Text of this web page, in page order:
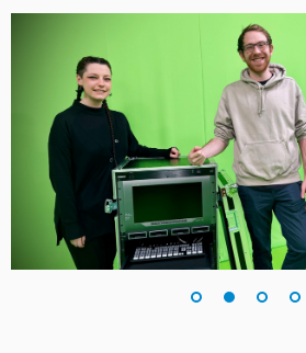
Turkey
UAE
Ukraine
United Kingdom
United States